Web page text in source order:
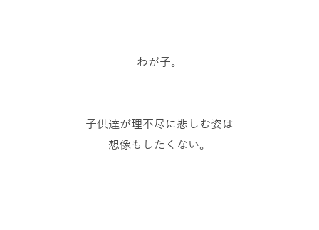
わが子。
子供達が理不尽に悲しむ姿は
想像もしたくない。